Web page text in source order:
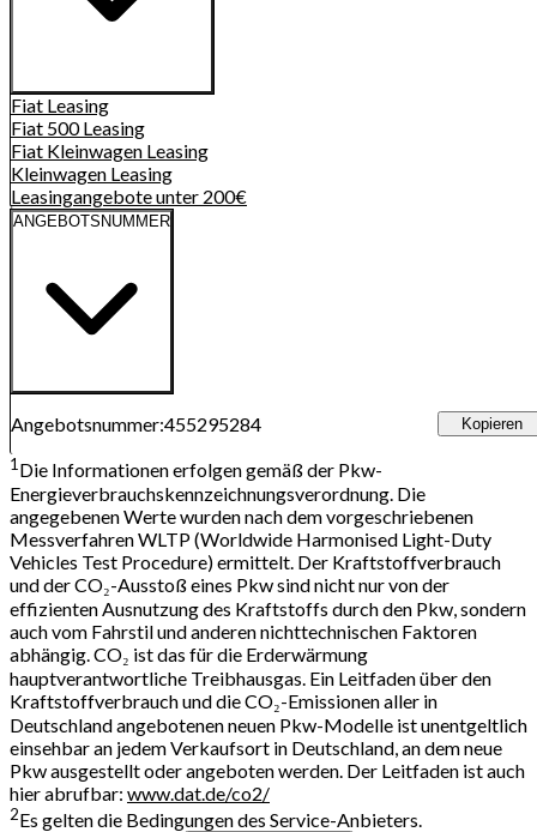
Fiat Leasing
Fiat 500Leasing
Fiat Kleinwagen Leasing
Kleinwagen Leasing
Leasingangebote unter 200€
ANGEBOTSNUMMER
Angebotsnummer:455295284 Kopieren
1Die Informationen erfolgen gemäß der Pkw-
Energieverbrauchskennzeichnungsverordnung. Die
angegebenen Werte wurden nach dem vorgeschriebenen
Messverfahren WLTP (Worldwide Harmonised Light-Duty
Vehicles Test Procedure) ermittelt. Der Kraftstoffverbrauch
und der CO₂-Ausstoß eines Pkw sind nicht nur von der
effizienten Ausnutzung des Kraftstoffs durch den Pkw, sondern
auch vom Fahrstil und anderen nichttechnischen Faktoren
abhängig. CO₂ ist das für die Erderwärmung
hauptverantwortliche Treibhausgas. Ein Leitfaden über den
Kraftstoffverbrauch und die CO₂-Emissionen aller in
Deutschland angebotenen neuen Pkw-Modelle ist unentgeltlich
einsehbar an jedem Verkaufsort in Deutschland, an dem neue
Pkw ausgestellt oder angeboten werden. Der Leitfaden ist auch
hier abrufbar: www.dat.de/co2/
2Es gelten die Bedingungen des Service-Anbieters.